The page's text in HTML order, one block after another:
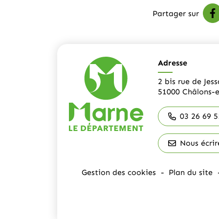
Partager sur
Adresse
2 bis rue de
51000
03 26 69
Nous
Gestion des cookies Plan du site